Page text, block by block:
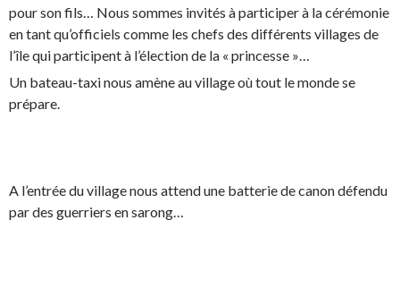
pour son fils… Nous sommes invités à participer à la cérémonie
en tant qu’officiels comme les chefs des différents villages de
l’île qui participent à l’élection de la « princesse »…
Un bateau-taxi nous amène au village où tout le monde se
prépare.
A l’entrée du village nous attend une batterie de canon défendu
par des guerriers en sarong…